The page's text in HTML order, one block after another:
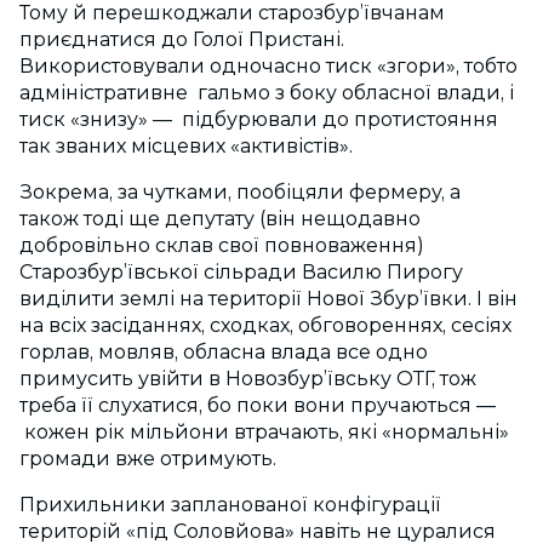
Тому й перешкоджали старозбур’ївчанам
приєднатися до Голої Пристані.
Використовували одночасно тиск «згори», тобто
адміністративне гальмо з боку обласної влади, і
тиск «знизу» — підбурювали до протистояння
так званих місцевих «активістів».
Зокрема, за чутками, пообіцяли фермеру, а
також тоді ще депутату (він нещодавно
добровільно склав свої повноваження)
Старозбур’ївської сільради Василю Пирогу
виділити землі на території Нової Збур’ївки. І він
на всіх засіданнях, сходках, обговореннях, сесіях
горлав, мовляв, обласна влада все одно
примусить увійти в Новозбур’ївську ОТГ, тож
треба її слухатися, бо поки вони пручаються —
кожен рік мільйони втрачають, які «нормальні»
громади вже отримують.
Прихильники запланованої конфігурації
територій «під Соловйова» навіть не цуралися